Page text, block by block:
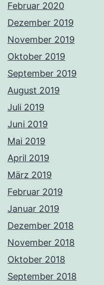
Februar 2020
Dezember 2019
November 2019
Oktober 2019
September 2019
August 2019
Juli 2019
Juni 2019
Mai 2019
April 2019
März 2019
Februar 2019
Januar 2019
Dezember 2018
November 2018
Oktober 2018
September 2018